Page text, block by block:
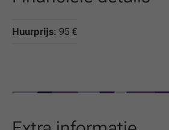
Huurprijs: 95 €